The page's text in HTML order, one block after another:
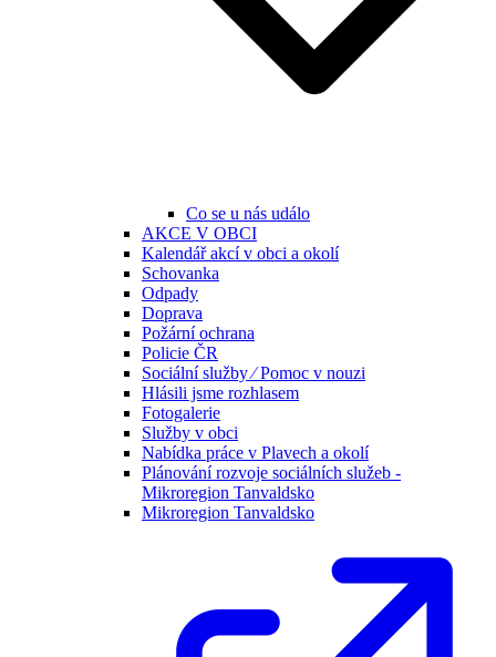
Co se u nás událo
AKCE V OBCI
Kalendář akcí v obci a okolí
Schovanka
Odpady
Doprava
Požární ochrana
Policie ČR
Sociální služby ⁄ Pomoc v nouzi
Hlásili jsme rozhlasem
Fotogalerie
Služby v obci
Nabídka práce v Plavech a okolí
Plánování rozvoje sociálních služeb -
Mikroregion Tanvaldsko
Mikroregion Tanvaldsko